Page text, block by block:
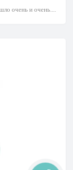
очень и очень....